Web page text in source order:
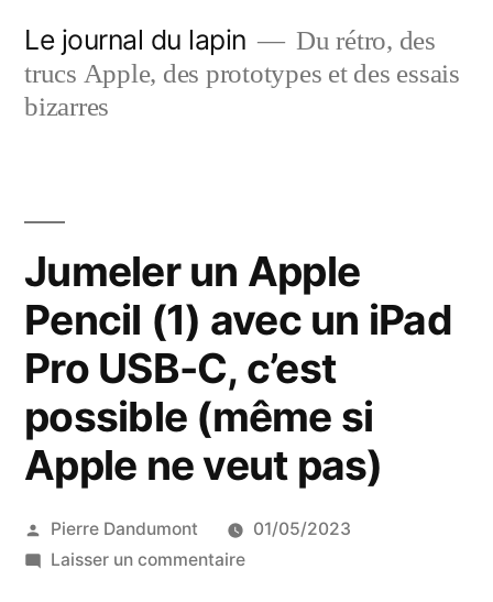
contenu
Le journal du lapin
Du rétro, des
trucs Apple, des prototypes et des essais
bizarres
Jumeler un Apple
Pencil (1) avec un iPad
Pro USB-C, c’est
possible (même si
Apple ne veut pas)
Publié
par
Pierre Dandumont
01/05/2023
Laisser un commentairesur